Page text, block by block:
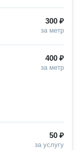
300 ₽
за метр
400 ₽
за метр
50 ₽
за услугу